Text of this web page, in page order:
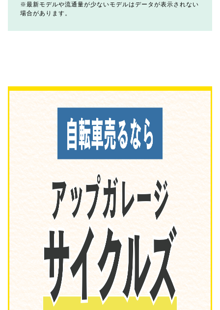
最新モデルや流通量が少ないモデルはデータが表示されない
場合があります。